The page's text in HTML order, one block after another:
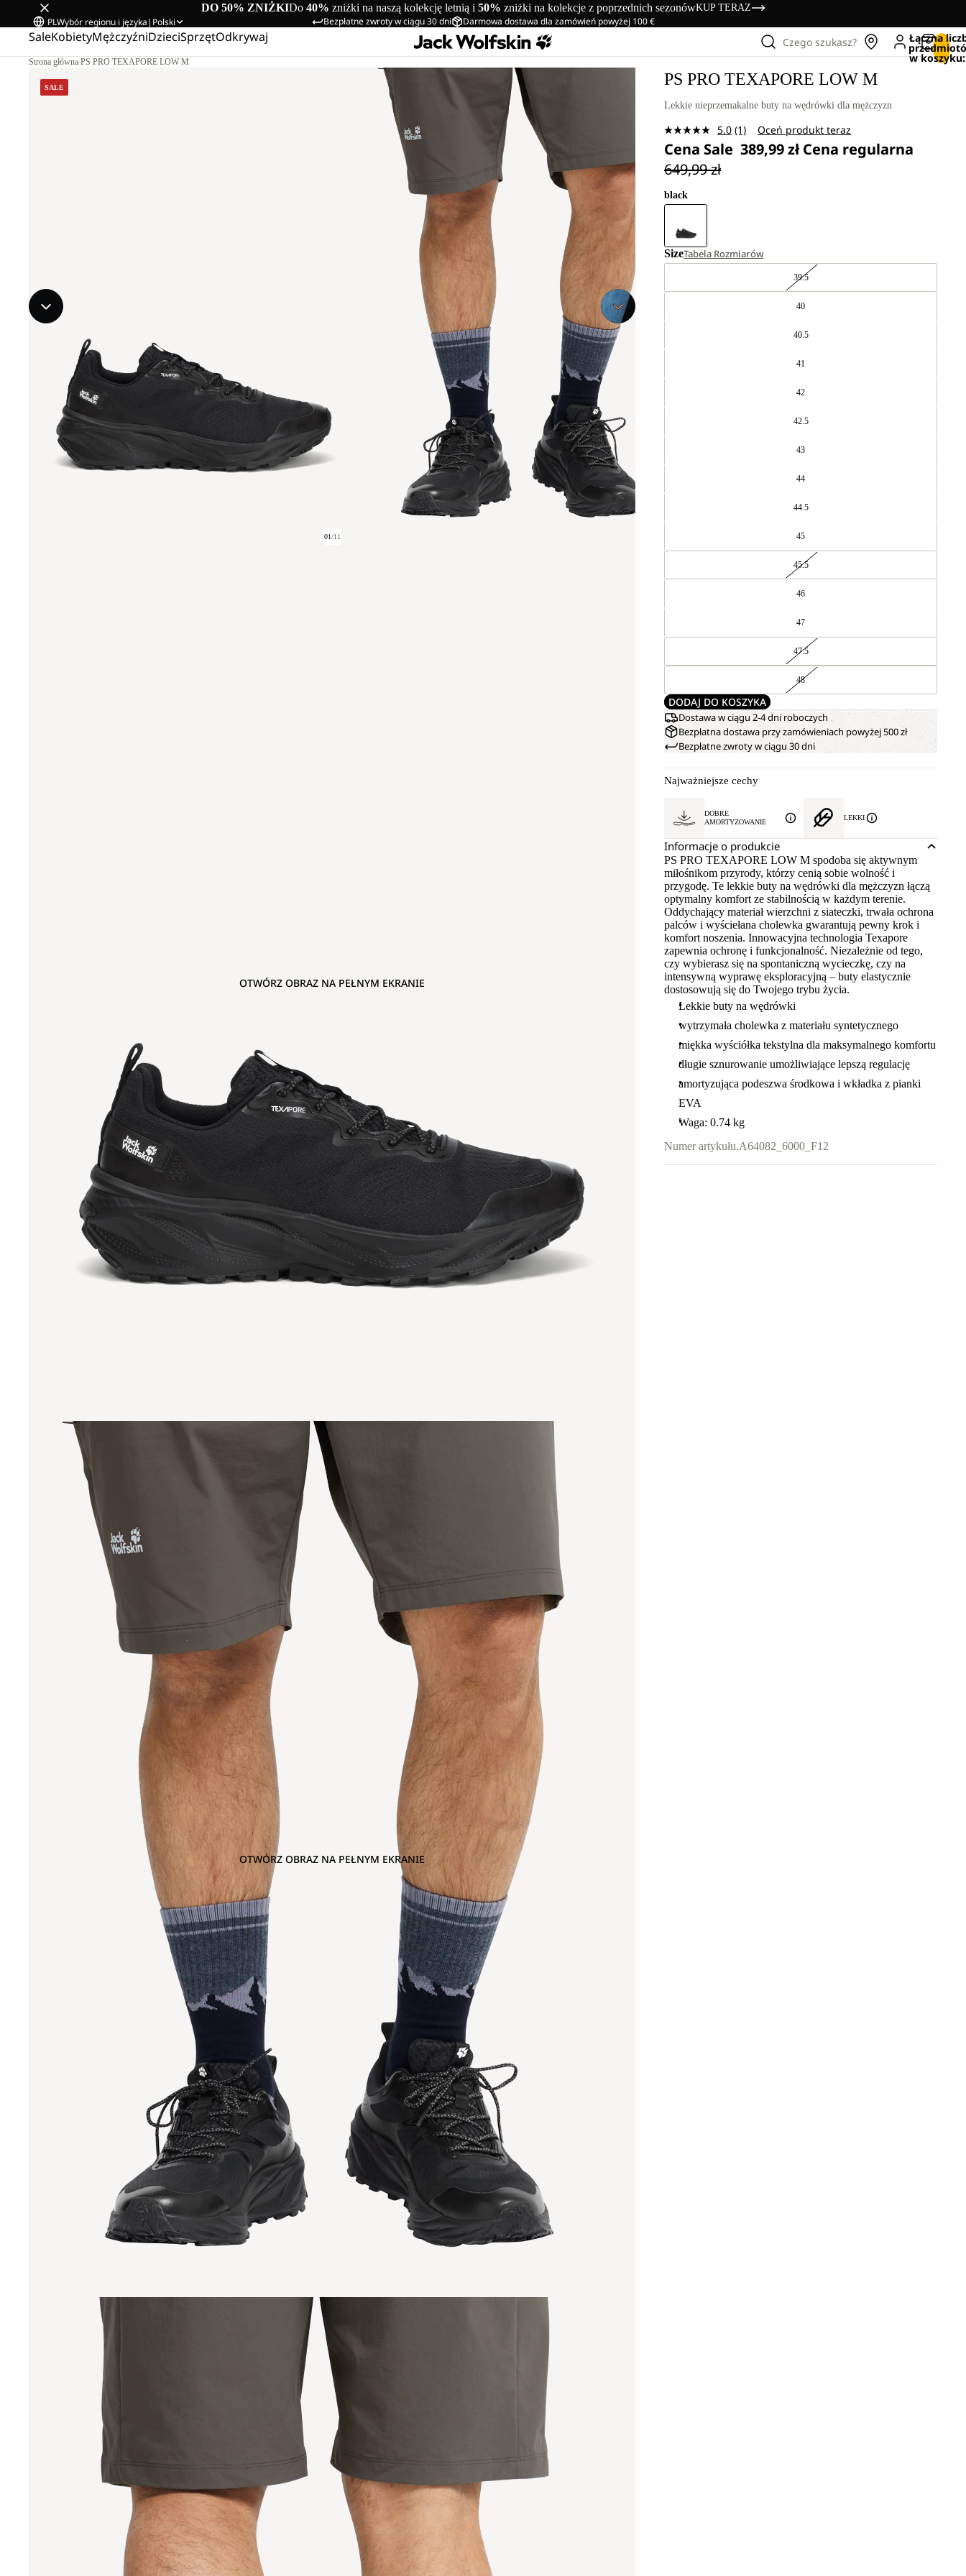
DO 50% ZNIŻKIDo 40% zniżki na naszą kolekcję letnią i 50% zniżki na kolekcje z poprzednich sezonówKUP TERAZ
Bezpłatne zwroty w ciągu 30 dni Darmowa dostawa dla zamówień powyżej 100 €
PLWybór regionu i języka| Polski
SaleKobietyMężczyźniDzieciSprzętOdkrywaj Czego szukasz? Łączna
w
Strona główna/PS PRO TEXAPORE LOW M
SALE
01/11
OTWÓRZ OBRAZ NA PEŁNYM EKRANIE
OTWÓRZ OBRAZ NA PEŁNYM EKRANIE
PS PRO TEXAPORE LOW M
Lekkie nieprzemakalne buty na wędrówki dla mężczyzn
5.0 Czytaj
Recenzję.
(1) Oceń produkt teraz
Cena Sale 389,99 zł Cena regularna
649,99 zł
black
SizeTabela Rozmiarów
39.5
40
40.5
41
42
42.5
43
44
44.5
45
45.5
46
47
47.5
48
DODAJ DO KOSZYKA
Dostawa w ciągu 2-4 dni roboczych
Bezpłatna dostawa przy zamówieniach powyżej 500 zł
Bezpłatne zwroty w ciągu 30 dni
Najważniejsze cechy
DOBRE
AMORTYZOWANIE
LEKKI
Informacje o produkcie
PS PRO TEXAPORE LOW M spodoba się aktywnym
miłośnikom przyrody, którzy cenią sobie wolność i
przygodę. Te lekkie buty na wędrówki dla mężczyzn łączą
optymalny komfort ze stabilnością w każdym terenie.
Oddychający materiał wierzchni z siateczki, trwała ochrona
palców i wyściełana cholewka gwarantują pewny krok i
komfort noszenia. Innowacyjna technologia Texapore
zapewnia ochronę i funkcjonalność. Niezależnie od tego,
czy wybierasz się na spontaniczną wycieczkę, czy na
intensywną wyprawę eksploracyjną – buty elastycznie
dostosowują się do Twojego trybu życia.
Lekkie buty na wędrówki
wytrzymała cholewka z materiału syntetycznego
miękka wyściółka tekstylna dla maksymalnego komfortu
długie sznurowanie umożliwiające lepszą regulację
amortyzująca podeszwa środkowa i wkładka z pianki
EVA
Waga: 0.74 kg
Numer artykułu.A64082_6000_F12